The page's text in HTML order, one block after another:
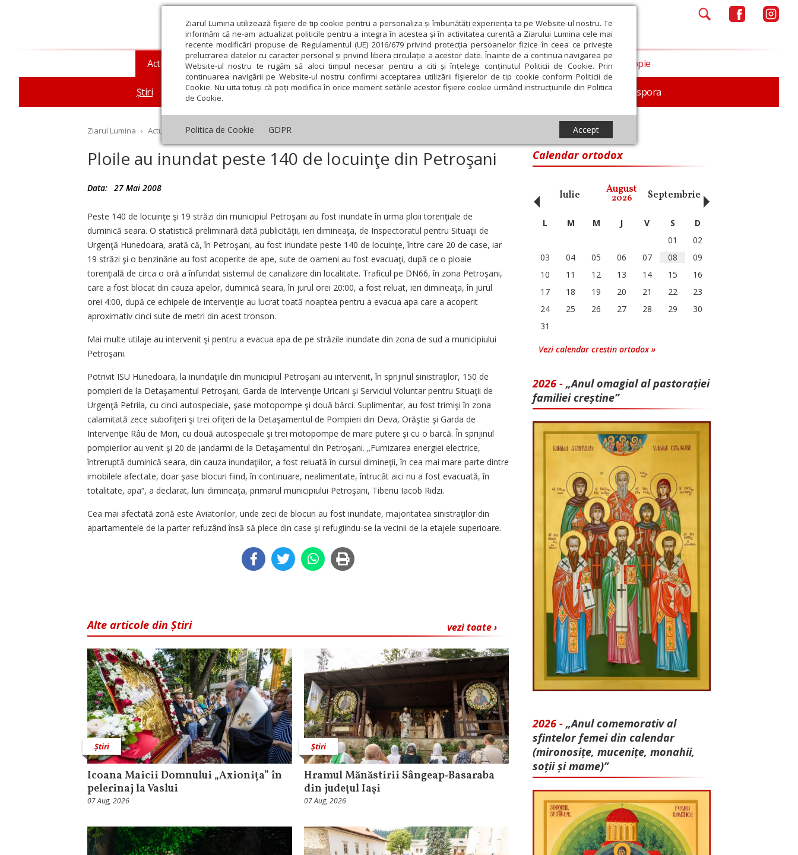
Ziarul Lumina utilizează fişiere de tip cookie pentru a personaliza și îmbunătăți experiența ta pe Website-ul nostru. Te
informăm că ne-am actualizat politicile pentru a integra în acestea și în activitatea curentă a Ziarului Lumina cele mai
recente modificări propuse de Regulamentul (UE) 2016/679 privind protecția persoanelor fizice în ceea ce privește
prelucrarea datelor cu caracter personal și privind libera circulație a acestor date. Înainte de a continua navigarea pe
Website-ul nostru te rugăm să aloci timpul necesar pentru a citi și înțelege conținutul Politicii de Cookie. Prin
continuarea navigării pe Website-ul nostru confirmi acceptarea utilizării fişierelor de tip cookie conform Politicii de
Cookie. Nu uita totuși că poți modifica în orice moment setările acestor fişiere cookie urmând instrucțiunile din Politica
de Cookie.
Politica de Cookie GDPR Accept
Actualitate religioasă
Știri Mesaje și cuvântări An omagial Comunicate de presă Documentar In memoriam Diaspora
Teologie și spiritualitate Educaţie și Cultură Societate Opinii Filantropie
Ziarul Lumina › Actualitate religioasă › Știri › Ploile au inundat peste 140 de locuinţe din Petroşani
Ploile au inundat peste 140 de locuinţe din Petroşani
Data: 27 Mai 2008
Peste 140 de locuinţe şi 19 străzi din municipiul Petroşani au fost inundate în urma ploii torenţiale de
duminică seara. O statistică preliminară dată publicităţii, ieri dimineaţa, de Inspectoratul pentru Situaţii de
Urgenţă Hunedoara, arată că, în Petroşani, au fost inundate peste 140 de locuinţe, între care 20 de case, iar
19 străzi şi o benzinărie au fost acoperite de ape, sute de oameni au fost evacuaţi, după ce o ploaie
torenţială de circa o oră a înfundat sistemul de canalizare din localitate. Traficul pe DN66, în zona Petroşani,
care a fost blocat din cauza apelor, duminică seara, în jurul orei 20:00, a fost reluat, ieri dimineaţa, în jurul
orei 4:00, după ce echipele de intervenţie au lucrat toată noaptea pentru a evacua apa care a acoperit
aproximativ cinci sute de metri din acest tronson.
Mai multe utilaje au intervenit şi pentru a evacua apa de pe străzile inundate din zona de sud a municipiului
Petroşani.
Potrivit ISU Hunedoara, la inundaţiile din municipiul Petroşani au intervenit, în sprijinul sinistraţilor, 150 de
pompieri de la Detaşamentul Petroşani, Garda de Intervenţie Uricani şi Serviciul Voluntar pentru Situaţii de
Urgenţă Petrila, cu cinci autospeciale, şase motopompe şi două bărci. Suplimentar, au fost trimişi în zona
calamitată zece subofiţeri şi trei ofiţeri de la Detaşamentul de Pompieri din Deva, Orăştie şi Garda de
Intervenţie Râu de Mori, cu două autospeciale şi trei motopompe de mare putere şi cu o barcă. În sprijinul
pompierilor au venit şi 20 de jandarmi de la Detaşamentul din Petroşani. „Furnizarea energiei electrice,
întreruptă duminică seara, din cauza inundaţiilor, a fost reluată în cursul dimineţii, în cea mai mare parte dintre
imobilele afectate, doar şase blocuri fiind, în continuare, nealimentate, întrucât aici nu a fost evacuată, în
totalitate, apa“, a declarat, luni dimineaţa, primarul municipiului Petroşani, Tiberiu Iacob Ridzi.
Cea mai afectată zonă este Aviatorilor, unde zeci de blocuri au fost inundate, majoritatea sinistraţilor din
apartamentele de la parter refuzând însă să plece din case şi refugiindu-se la vecinii de la etajele superioare.
vezi toate ›
Alte articole din Știri
Știri
Icoana Maicii Domnului „Axionița” în
pelerinaj la Vaslui
07 Aug, 2026
Știri
Hramul Mănăstirii Sângeap‑Basaraba
din judeţul Iaşi
07 Aug, 2026
Calendar ortodox
Octombrie Noiembrie Iulie August
2026 Septembrie Octombrie
‹ L M M J V S
D
01
02
03
04 05 06 07 08
09
10
11 12 13 14 15
16
17
18 19 20 21 22
23
24
25 26 27 28 29
30
31
Vezi calendar crestin ortodox »
2026 - „Anul omagial al pastorației
familiei creștine”
2026 - „Anul comemorativ al
sfintelor femei din calendar
(mironosițe, mu­cenițe, monahii,
soții și mame)”